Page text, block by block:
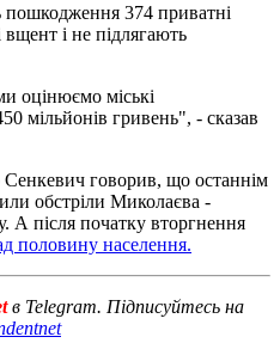
374 приватні
і не підлягають
оцінюємо міські
мільйонів гривень", - сказав
говорив, що останнім
обстріли Миколаєва -
А після початку вторгнення
половину населення.
в Telegram. Підписуйтесь на